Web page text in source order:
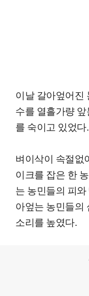
이날 갈아엎어진
수를 열흘가량
를 숙이고 있었다.
벼이삭이 속절없
이크를 잡은 한
는 농민들의 피
아엎는 농민들의
소리를 높였다.